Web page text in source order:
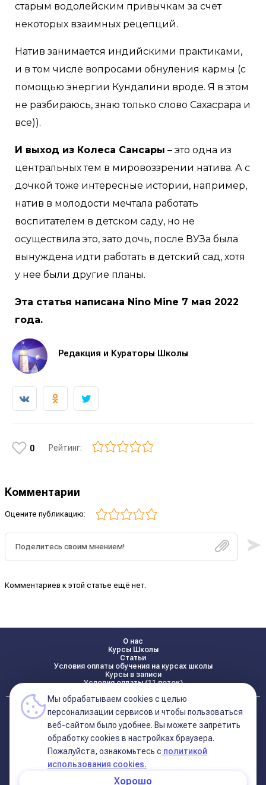
старым водолейским привычкам за счет
некоторых взаимных рецепций.
Натив занимается индийскими практиками,
и в том числе вопросами обнуления кармы (с
помощью энергии Кундалини вроде. Я в этом
не разбираюсь, знаю только слово Сахасрара и
все)).
И выход из Колеса Сансары – это одна из
центральных тем в мировоззрении натива. А с
дочкой тоже интересные истории, например,
натив в молодости мечтала работать
воспитателем в детском саду, но не
осуществила это, зато дочь, после ВУЗа была
вынуждена идти работать в детский сад, хотя
у нее были другие планы.
Эта статья написана Nino Mine 7 мая 2022
года.
Редакция и Кураторы Школы
0 Рейтинг:
Комментарии
Оцените публикацию:
Комментариев к этой статье ещё нет.
О нас
Курсы Школы
Статьи
Условия оплаты обучения на курсах школы
Курсы в записи
Условия оплаты (11 поток)
Реквизиты
Контакты
Политика конфиденциальности
Договор оферта (соглашение)
+7 495 681 02 96
Мы обрабатываем cookies с целью
персонализации сервисов и чтобы пользоваться
веб-сайтом было удобнее. Вы можете запретить
обработку сookies в настройках браузера.
Пожалуйста, ознакомьтесь с политикой
использования cookies.
Хорошо